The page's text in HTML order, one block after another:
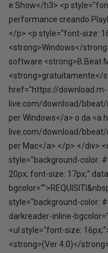
e Show</h3> <p
performance creando
</p> <p style="font-size:
<strong>Windows</
software <strong>B.Beat
<strong>gratuitamente</
href="https://download.m-
live.com/download/
per Windows</a> o da <a
live.com/download/
per Mac</a>.</p> </div>
style="background-color:
20px; font-size: 17px;"
style="background-color:
darkreader-inline-
<ul style="font-size:
<strong>(Ver 4.0)</